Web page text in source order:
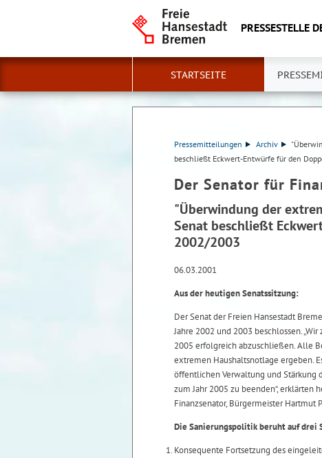
PRESSESTELLE
STARTSEITE
Pressemitteilungen Archiv
beschließt Eckwert-Entwürfe für den
Der Senator für
"Überwindung der
Senat beschließt
2002/2003
06.03.2001
Aus der heutigen Senatssitzung:
Der Senat der Freien Hansestadt
Jahre 2002 und 2003 beschlossen.
2005 erfolgreich abzuschließen. Alle
extremen Haushaltsnotlage ergeben.
öffentlichen Verwaltung und Stärkung
zum Jahr 2005 zu beenden“, erklärten
Finanzsenator, Bürgermeister Hartmut
Die Sanierungspolitik beruht auf drei
Konsequente Fortsetzung des